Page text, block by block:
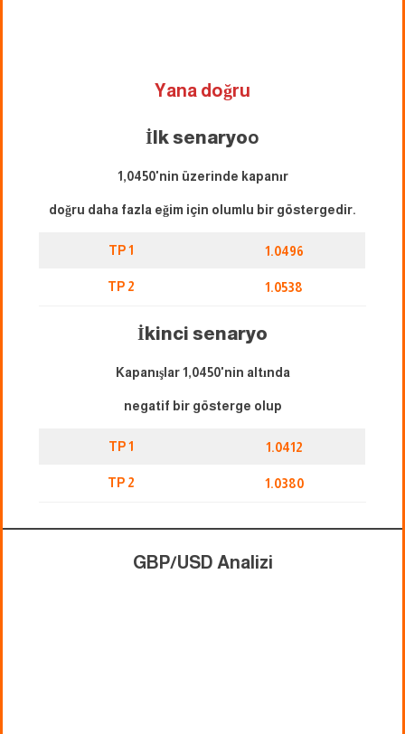
Yana doğru
İlk senaryoo
1,0450'nin üzerinde kapanır
doğru daha fazla eğim için olumlu bir göstergedir.
TP 1 1.0496
TP 2 1.0538
İkinci senaryo
Kapanışlar 1,0450'nin altında
negatif bir gösterge olup
TP 1 1.0412
TP 2 1.0380
GBP/USD Analizi